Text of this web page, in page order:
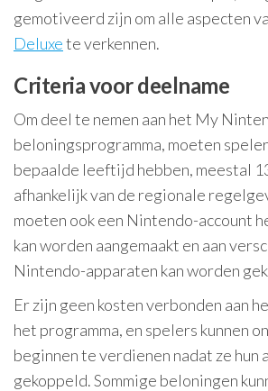
gemotiveerd zijn om alle aspecten
Deluxete verkennen.
Criteria voor deelname
Om deel te nemen aan het My
beloningsprogramma, moeten
bepaalde leeftijd hebben, meestal
afhankelijk van de regionale
moeten ook een Nintendo-account
kan worden aangemaakt en aan
Nintendo-apparaten kan worden
Er zijn geen kosten verbonden aan
het programma, en spelers kunnen
beginnen te verdienen nadat ze hun
gekoppeld. Sommige beloningen